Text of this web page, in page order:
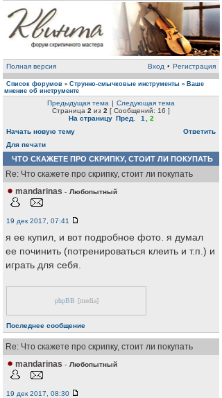
Полная версия Вход • Регистрация
Список форумов » Струнно-смычковые инструменты » Ваше
мнение об инструменте
Предыдущая тема | Следующая тема
Страница 2 из 2 [ Сообщений: 16 ]
На страницу Пред. 1
2
Начать новую тему
Ответить
Для печати
ЧТО СКАЖЕТЕ ПРО СКРИПКУ, СТОИТ ЛИ ПОКУПАТЬ
Re: Что скажете про скрипку, стоит ли покупать
mandarinas - Любопытный
19 дек 2017, 07:41
я ее купил, и вот подробное фото. я думал
ее починить (потренироваться клеить и т.п.) и
играть для себя.
phpBB [media]
Последнее сообщение
Re: Что скажете про скрипку, стоит ли покупать
mandarinas - Любопытный
19 дек 2017, 08:30